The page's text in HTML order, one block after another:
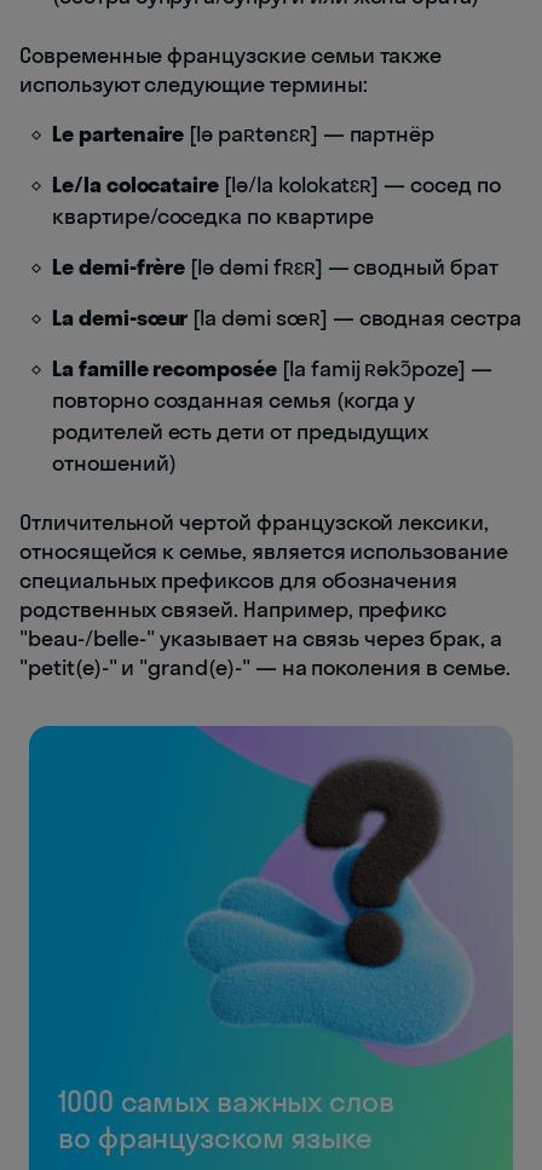
Современные французские семьи также
используют следующие термины:
Le partenaire [lə paʀtənɛʀ] — партнёр
Le/la colocataire [lə/la kolokatɛʀ] — сосед по
квартире/соседка по квартире
Le demi-frère [lə dəmi fʀɛʀ] — сводный брат
La demi-sœur [la dəmi sœʀ] — сводная сестра
La famille recomposée[la famij ʀəkɔ̃poze] —
повторно созданная семья (когда у
родителей есть дети от предыдущих
отношений)
Отличительной чертой французской лексики,
относящейся к семье, является использование
специальных префиксов для обозначения
родственных связей. Например, префикс
"beau-/belle-" указывает на связь через брак, а
"petit(e)-" и "grand(e)-" — на поколения в семье.
1000 самых важных слов
во французском языке